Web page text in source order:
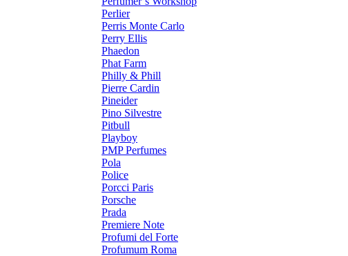
Perlier
Perris Monte Carlo
Perry Ellis
Phaedon
Phat Farm
Philly & Phill
Pierre Cardin
Pineider
Pino Silvestre
Pitbull
Playboy
PMP Perfumes
Pola
Police
Porcci Paris
Porsche
Prada
Premiere Note
Profumi del Forte
Profumum Roma